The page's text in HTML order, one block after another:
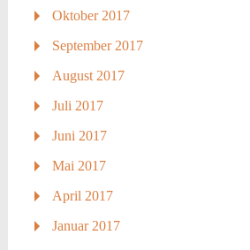
Oktober 2017
September 2017
August 2017
Juli 2017
Juni 2017
Mai 2017
April 2017
Januar 2017